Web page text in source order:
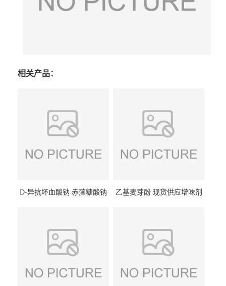
相关产品：
D-异抗坏血酸钠 赤藻糖酸钠
乙基麦芽酚 现货供应增味剂